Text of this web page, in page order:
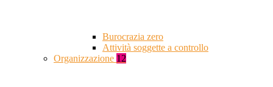
Burocrazia zero
Attività soggette a controllo
Organizzazione 12